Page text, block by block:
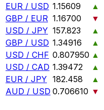
EUR / USD 1.15609
▲
GBP / EUR 1.16700
▼
USD / JPY 157.823
▲
GBP / USD 1.34916
▲
USD / CHF 0.807950 ▲
USD / CAD 1.39472
▲
EUR / JPY 182.458
▲
AUD / USD 0.706610 ▼